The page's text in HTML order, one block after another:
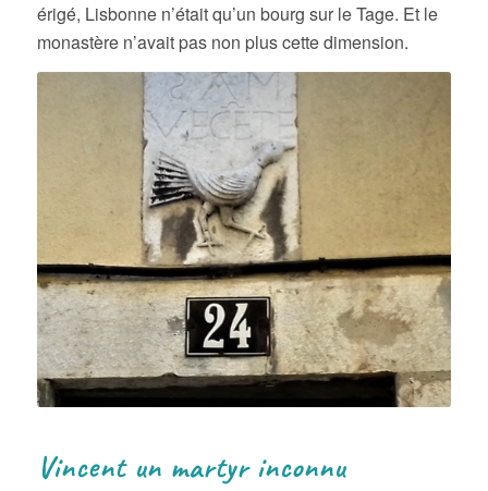
érigé, Lisbonne n’était qu’un bourg sur le Tage. Et le
monastère n’avait pas non plus cette dimension.
Vincent un martyr inconnu